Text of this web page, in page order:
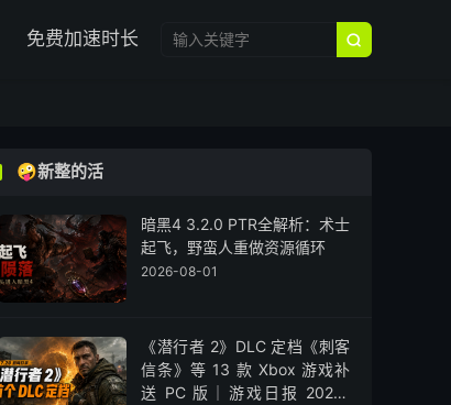

免费加速时长
🤪新整的活
暗黑4 3.2.0 PTR全解析：术士
起飞，野蛮人重做资源循环
2026-08-01
《潜行者 2》DLC 定档《刺客
信条》等 13 款 Xbox 游戏补
送 PC 版｜游戏日报 2026-